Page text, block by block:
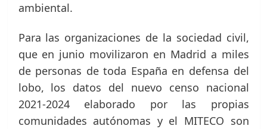
ambiental.
Para las organizaciones de la sociedad civil,
que en junio movilizaron en Madrid a miles
de personas de toda España en defensa del
lobo, los datos del nuevo censo nacional
2021-2024 elaborado por las propias
comunidades autónomas y el MITECO son